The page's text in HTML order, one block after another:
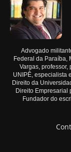
Advogado
Federal da Paraíba,
Vargas,
UNIPÊ, especialista
Direito da
Direito Empresarial
Fundador do